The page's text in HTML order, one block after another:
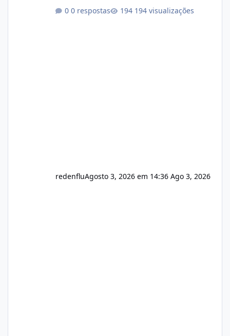
autorizado a usasr o isistem:
0 respostas 194 visualizações
redenfluAgosto 3, 2026 em 14:36 Ago 3, 2026